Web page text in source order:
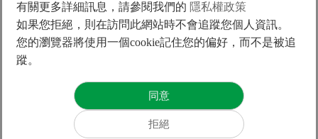
真空線性馬達
高真空10
U型定子結構
Motors
真空直驅馬達
mbar
內轉式平台
有關更多詳細訊息，請參閱我們的 隱私權政策
如果您拒絕，則在訪問此網站時不會追蹤您個人資訊。
您的瀏覽器將使用一個cookie記住您的偏好，而不是被追
蹤。